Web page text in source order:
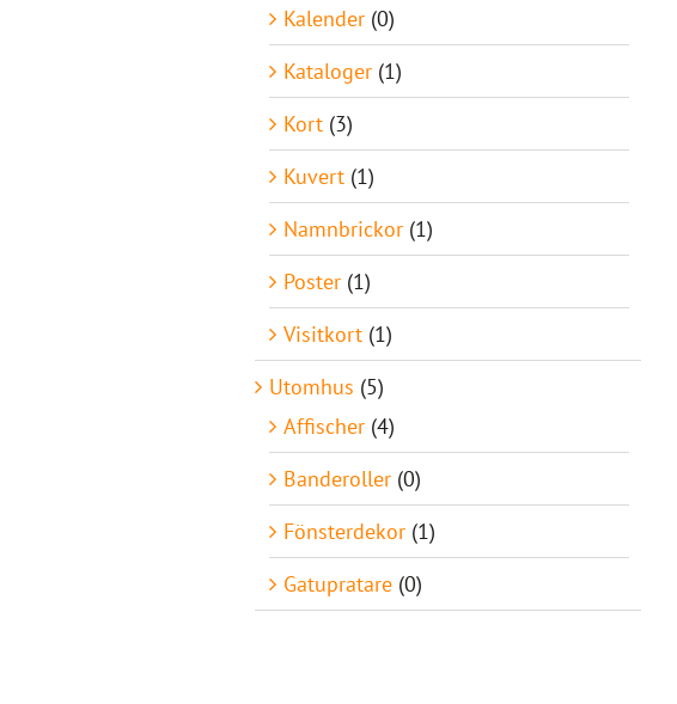
Kalender (0)
Kataloger (1)
Kort (3)
Kuvert (1)
Namnbrickor (1)
Poster (1)
Visitkort (1)
Utomhus (5)
Affischer (4)
Banderoller (0)
Fönsterdekor (1)
Gatupratare (0)